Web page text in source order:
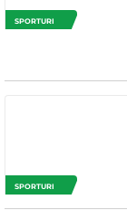
SPORTURI
SPORTURI